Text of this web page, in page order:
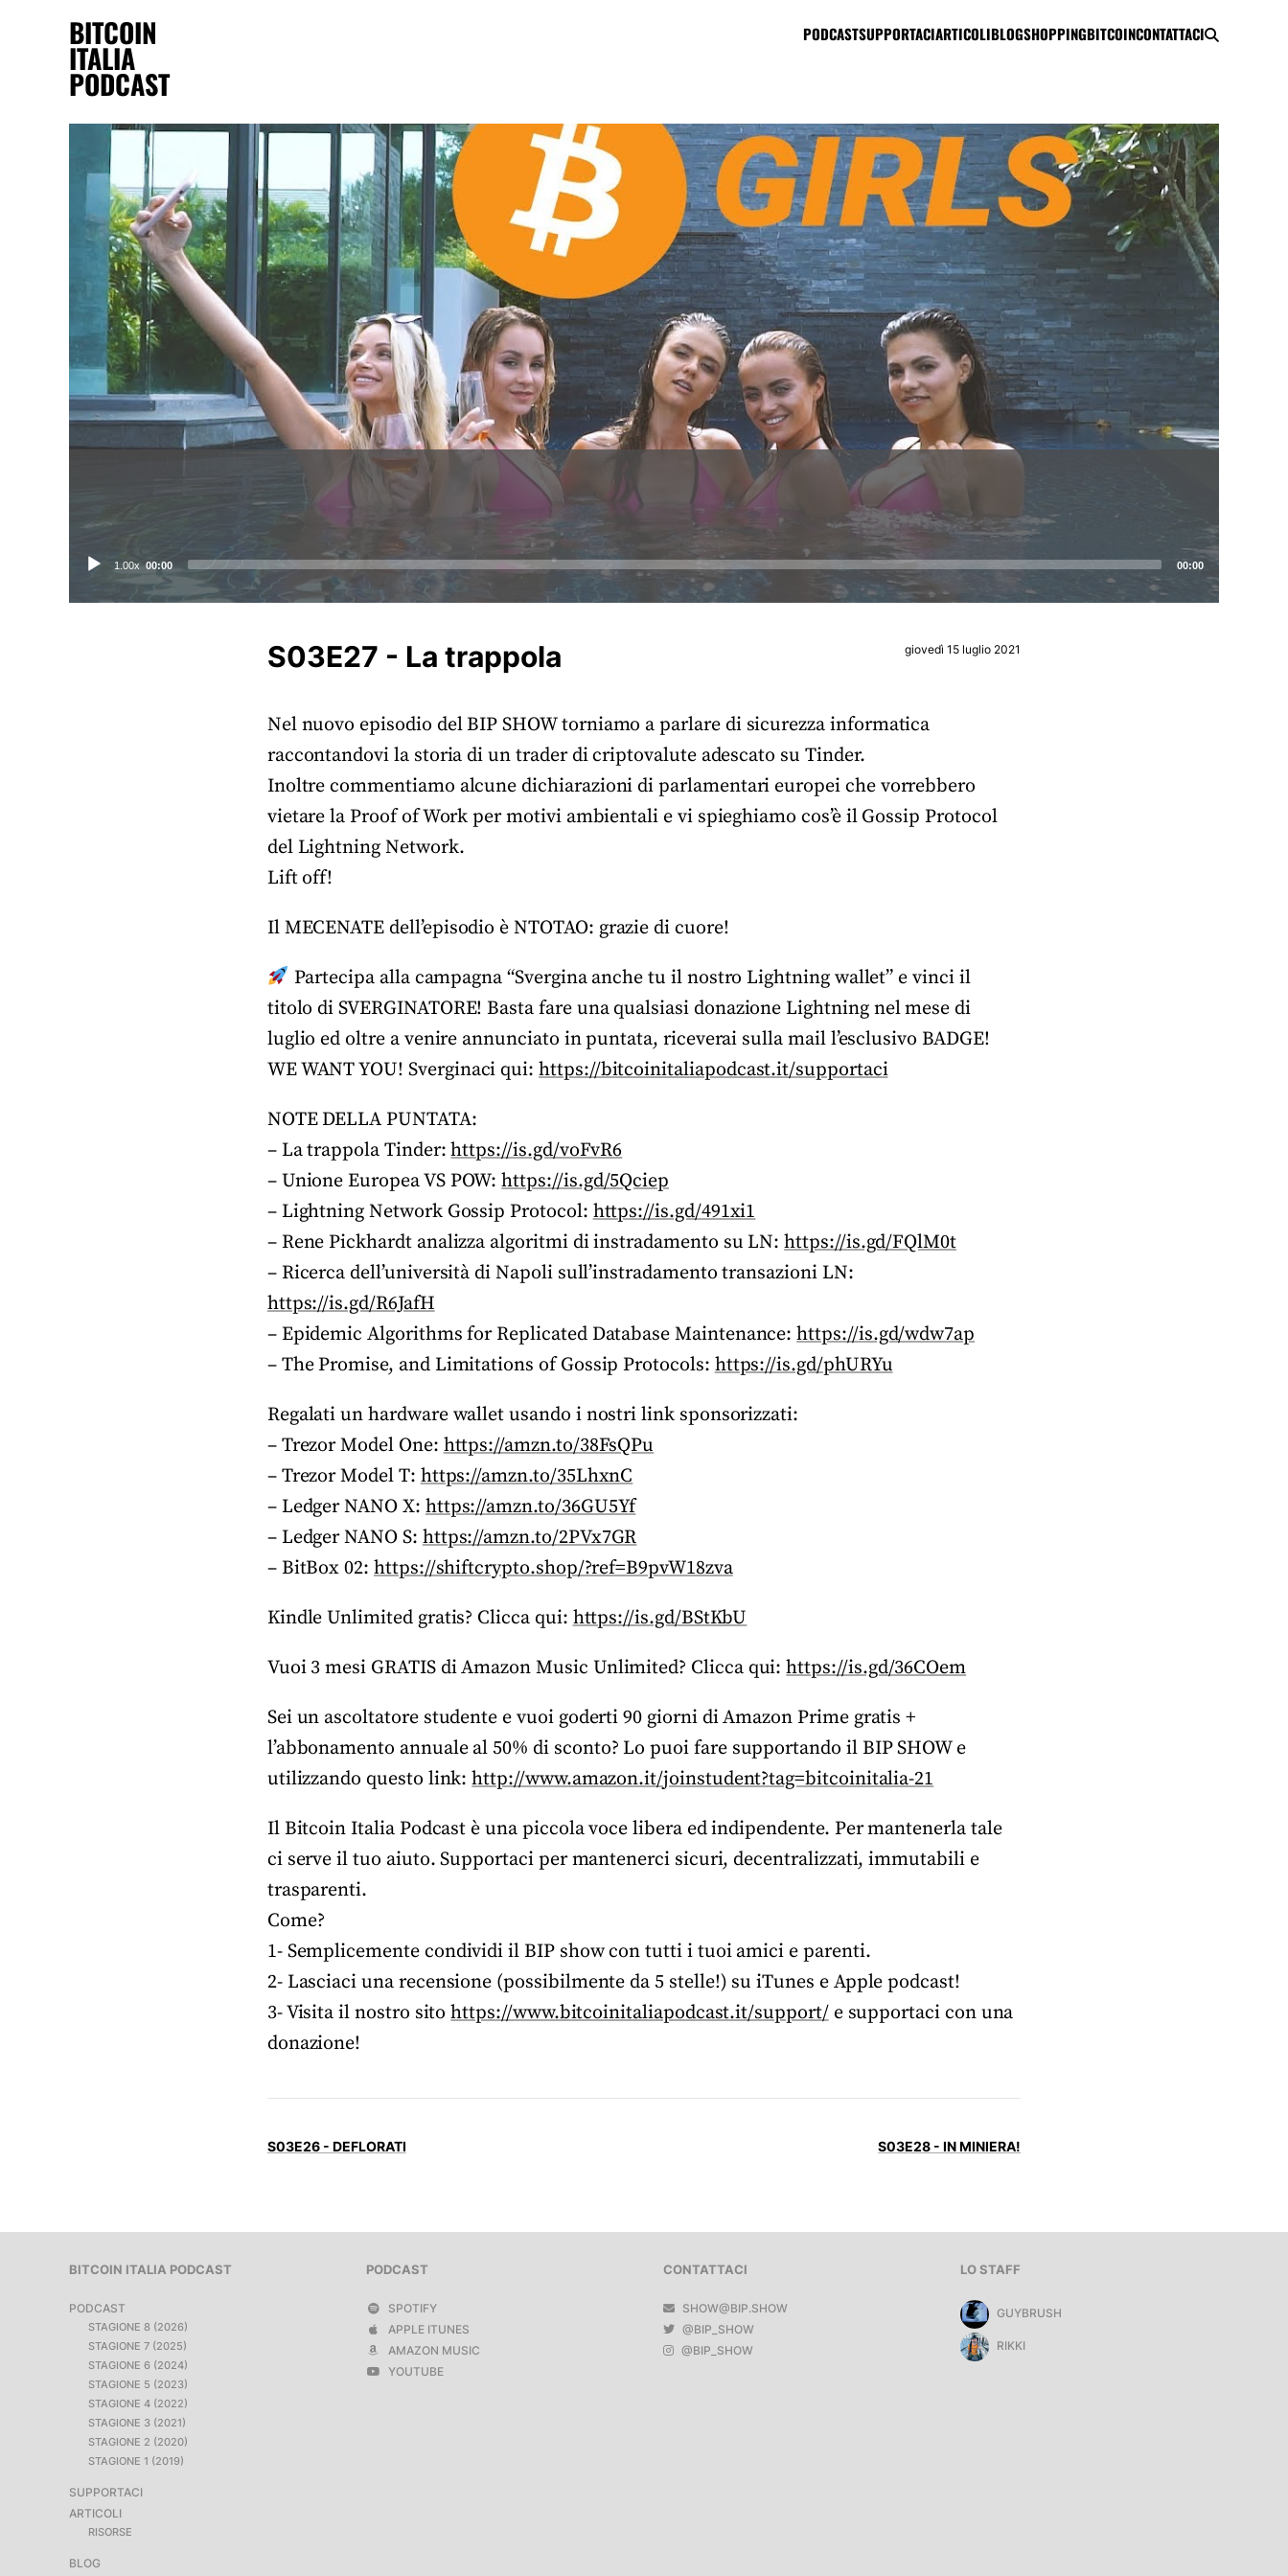
BITCOIN
ITALIA
PODCAST
PODCASTSUPPORTACIARTICOLIBLOGSHOPPINGBITCOINCONTATTACI
Audio
1.00x 00:00 00:00
S03E27 - La trappola giovedì 15 luglio 2021
Nel nuovo episodio del BIP SHOW torniamo a parlare di sicurezza informatica
raccontandovi la storia di un trader di criptovalute adescato su Tinder.
Inoltre commentiamo alcune dichiarazioni di parlamentari europei che vorrebbero
vietare la Proof of Work per motivi ambientali e vi spieghiamo cos’è il Gossip Protocol
del Lightning Network.
Lift off!
Il MECENATE dell’episodio è NTOTAO: grazie di cuore!
Partecipa alla campagna “Svergina anche tu il nostro Lightning wallet” e vinci il
titolo di SVERGINATORE! Basta fare una qualsiasi donazione Lightning nel mese di
luglio ed oltre a venire annunciato in puntata, riceverai sulla mail l’esclusivo BADGE!
WE WANT YOU! Sverginaci qui:https://bitcoinitaliapodcast.it/supportaci
NOTE DELLA PUNTATA:
– La trappola Tinder:https://is.gd/voFvR6
– Unione Europea VS POW:https://is.gd/5Qciep
– Lightning Network Gossip Protocol:https://is.gd/491xi1
– Rene Pickhardt analizza algoritmi di instradamento su LN:https://is.gd/FQlM0t
– Ricerca dell’università di Napoli sull’instradamento transazioni LN:
https://is.gd/R6JafH
– Epidemic Algorithms for Replicated Database Maintenance:https://is.gd/wdw7ap
– The Promise, and Limitations of Gossip Protocols:https://is.gd/phURYu
Regalati un hardware wallet usando i nostri link sponsorizzati:
– Trezor Model One:https://amzn.to/38FsQPu
– Trezor Model T:https://amzn.to/35LhxnC
– Ledger NANO X: https://amzn.to/36GU5Yf
– Ledger NANO S: https://amzn.to/2PVx7GR
– BitBox 02:https://shiftcrypto.shop/?ref=B9pvW18zva
Kindle Unlimited gratis? Clicca qui:https://is.gd/BStKbU
Vuoi 3 mesi GRATIS di Amazon Music Unlimited? Clicca qui:https://is.gd/36COem
Sei un ascoltatore studente e vuoi goderti 90 giorni di Amazon Prime gratis +
l’abbonamento annuale al 50% di sconto? Lo puoi fare supportando il BIP SHOW e
utilizzando questo link:http://www.amazon.it/joinstudent?tag=bitcoinitalia-21
Il Bitcoin Italia Podcast è una piccola voce libera ed indipendente. Per mantenerla tale
ci serve il tuo aiuto. Supportaci per mantenerci sicuri, decentralizzati, immutabili e
trasparenti.
Come?
1- Semplicemente condividi il BIP show con tutti i tuoi amici e parenti.
2- Lasciaci una recensione (possibilmente da 5 stelle!) su iTunes e Apple podcast!
3- Visita il nostro sitohttps://www.bitcoinitaliapodcast.it/support/e supportaci con una
donazione!
S03E26 - DEFLORATI S03E28 - IN MINIERA!
BITCOIN ITALIA PODCAST
PODCAST
STAGIONE 8 (2026)
STAGIONE 7 (2025)
STAGIONE 6 (2024)
STAGIONE 5 (2023)
STAGIONE 4 (2022)
STAGIONE 3 (2021)
STAGIONE 2 (2020)
STAGIONE 1 (2019)
SUPPORTACI
ARTICOLI
RISORSE
BLOG
PODCAST
SPOTIFY
APPLE ITUNES
AMAZON MUSIC
YOUTUBE
CONTATTACI
SHOW@BIP.SHOW
@BIP_SHOW
@BIP_SHOW
LO STAFF
GUYBRUSH
RIKKI